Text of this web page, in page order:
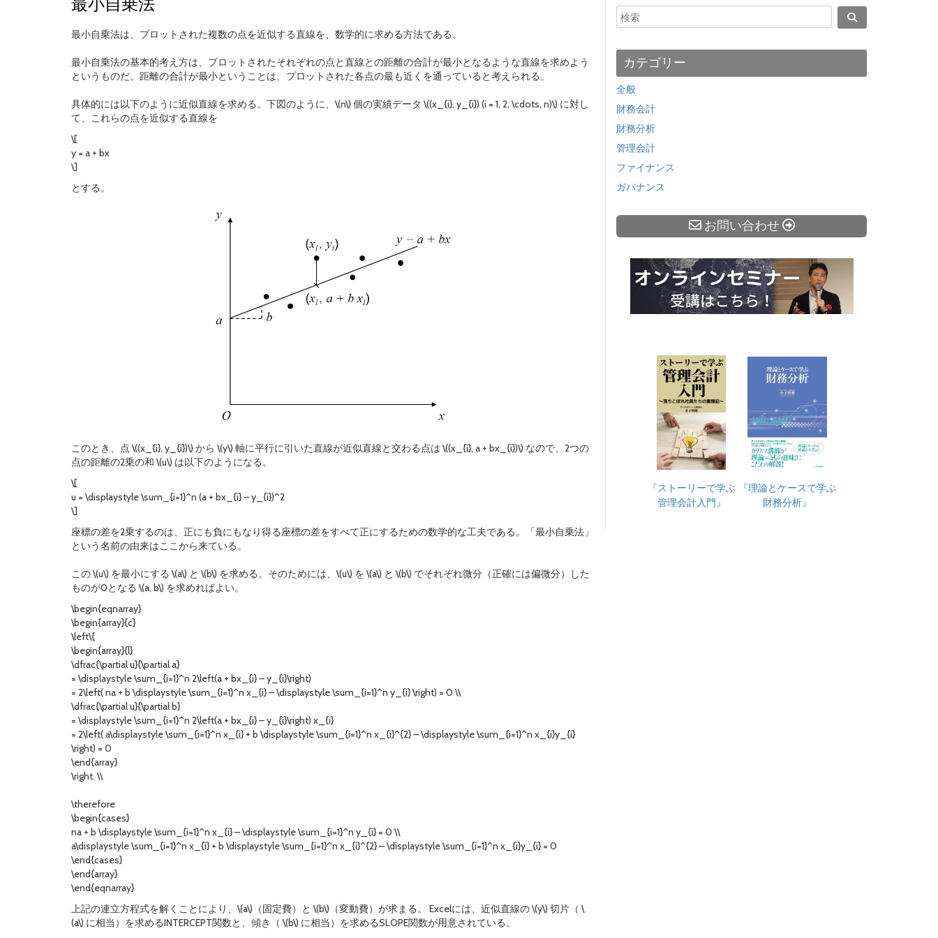
最小自乗法は、プロットされた複数の点を近似する直線を、数学的に求める方法である。
最小自乗法の基本的考え方は、プロットされたそれぞれの点と直線との距離の合計が最小となるような直線を求めよう
というものだ。距離の合計が最小ということは、プロットされた各点の最も近くを通っていると考えられる。
具体的には以下のように近似直線を求める。下図のように、\(n\) 個の実績データ \((x_{i}, y_{i}) (i = 1, 2, \cdots, n)\) に対し
て、これらの点を近似する直線を
\[
y = a + bx
\]
とする。
このとき、点 \((x_{i}, y_{i})\) から \(y\) 軸に平行に引いた直線が近似直線と交わる点は \((x_{i}, a + bx_{i})\) なので、2つの
点の距離の2乗の和 \(u\) は以下のようになる。
\[
u = \displaystyle \sum_{i=1}^n (a + bx_{i} – y_{i})^2
\]
座標の差を2乗するのは、正にも負にもなり得る座標の差をすべて正にするための数学的な工夫である。「最小自乗法」
という名前の由来はここから来ている。
この \(u\) を最小にする \(a\) と \(b\) を求める。そのためには、\(u\) を \(a\) と \(b\) でそれぞれ微分（正確には偏微分）した
ものが0となる \(a, b\) を求めればよい。
\begin{eqnarray}
\begin{array}{c}
\left\{
\begin{array}{l}
\dfrac{\partial u}{\partial a}
= \displaystyle \sum_{i=1}^n 2\left(a + bx_{i} – y_{i}\right)
= 2\left( na + b \displaystyle \sum_{i=1}^n x_{i} – \displaystyle \sum_{i=1}^n y_{i} \right) = 0 \\
\dfrac{\partial u}{\partial b}
= \displaystyle \sum_{i=1}^n 2\left(a + bx_{i} – y_{i}\right) x_{i}
= 2\left( a\displaystyle \sum_{i=1}^n x_{i} + b \displaystyle \sum_{i=1}^n x_{i}^{2} – \displaystyle \sum_{i=1}^n x_{i}y_{i}
\right) = 0
\end{array}
\right. \\
\therefore
\begin{cases}
na + b \displaystyle \sum_{i=1}^n x_{i} – \displaystyle \sum_{i=1}^n y_{i} = 0 \\
a\displaystyle \sum_{i=1}^n x_{i} + b \displaystyle \sum_{i=1}^n x_{i}^{2} – \displaystyle \sum_{i=1}^n x_{i}y_{i} = 0
\end{cases}
\end{array}
\end{eqnarray}
上記の連立方程式を解くことにより、\(a\)（固定費）と \(b\)（変動費）が求まる。 Excelには、近似直線の \(y\) 切片（ \
(a\) に相当）を求めるINTERCEPT関数と、傾き（ \(b\) に相当）を求めるSLOPE関数が用意されている。
カテゴリー
全般
財務会計
財務分析
管理会計
ファイナンス
ガバナンス
お問い合わせ
『ストーリーで学ぶ
管理会計入門』
『理論とケースで学ぶ
財務分析』